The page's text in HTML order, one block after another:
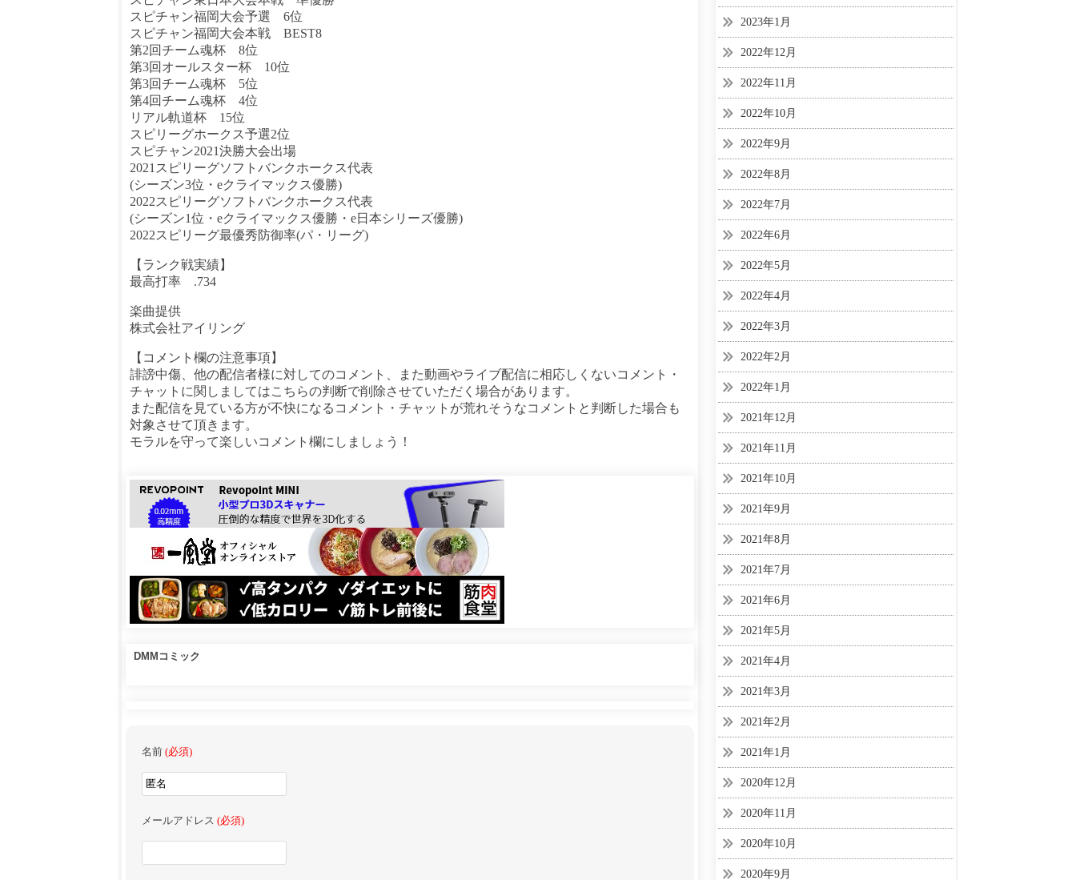
スピチャン福岡大会予選 6位
スピチャン福岡大会本戦 BEST8
第2回チーム魂杯 8位
第3回オールスター杯 10位
第3回チーム魂杯 5位
第4回チーム魂杯 4位
リアル軌道杯 15位
スピリーグホークス予選2位
スピチャン2021決勝大会出場
2021スピリーグソフトバンクホークス代表
(シーズン3位・eクライマックス優勝)
2022スピリーグソフトバンクホークス代表
(シーズン1位・eクライマックス優勝・e日本シリーズ優勝)
2022スピリーグ最優秀防御率(パ・リーグ)
【ランク戦実績】
最高打率 .734
楽曲提供
株式会社アイリング
【コメント欄の注意事項】
誹謗中傷、他の配信者様に対してのコメント、また動画やライブ配信に相応しくないコメント・
チャットに関しましてはこちらの判断で削除させていただく場合があります。
また配信を見ている方が不快になるコメント・チャットが荒れそうなコメントと判断した場合も
対象させて頂きます。
モラルを守って楽しいコメント欄にしましょう！
DMMコミック
名前 (必須)
メールアドレス (必須)
2023年1月
2022年12月
2022年11月
2022年10月
2022年9月
2022年8月
2022年7月
2022年6月
2022年5月
2022年4月
2022年3月
2022年2月
2022年1月
2021年12月
2021年11月
2021年10月
2021年9月
2021年8月
2021年7月
2021年6月
2021年5月
2021年4月
2021年3月
2021年2月
2021年1月
2020年12月
2020年11月
2020年10月
2020年9月